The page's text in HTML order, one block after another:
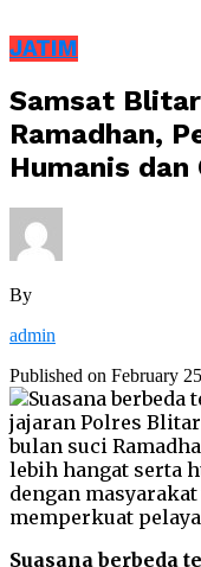
JATIM
Samsat
Ramadhan,
Humanis dan
By
admin
Published on February
Suasana berbeda